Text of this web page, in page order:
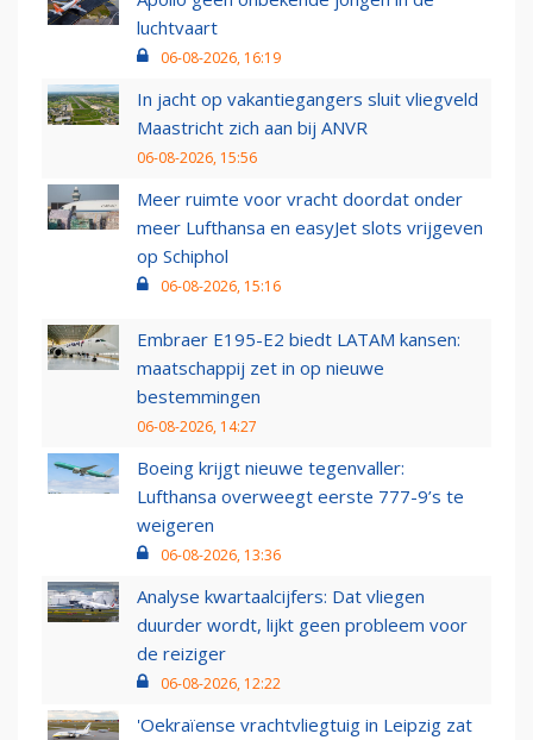
luchtvaart
06-08-2026, 16:19
In jacht op vakantiegangers sluit vliegveld
Maastricht zich aan bij ANVR
06-08-2026, 15:56
Meer ruimte voor vracht doordat onder
meer Lufthansa en easyJet slots vrijgeven
op Schiphol
06-08-2026, 15:16
Embraer E195-E2 biedt LATAM kansen:
maatschappij zet in op nieuwe
bestemmingen
06-08-2026, 14:27
Boeing krijgt nieuwe tegenvaller:
Lufthansa overweegt eerste 777-9’s te
weigeren
06-08-2026, 13:36
Analyse kwartaalcijfers: Dat vliegen
duurder wordt, lijkt geen probleem voor
de reiziger
06-08-2026, 12:22
'Oekraïense vrachtvliegtuig in Leipzig zat